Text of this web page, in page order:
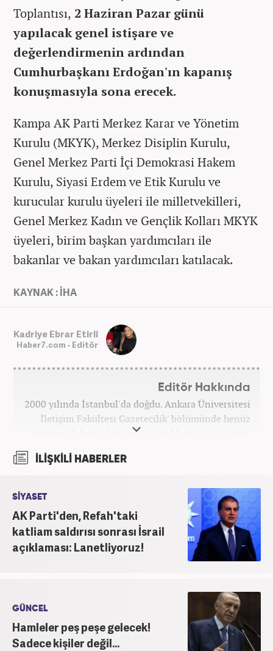
Toplantısı, 2 Haziran Pazar günü
yapılacak genel istişare ve
değerlendirmenin ardından
Cumhurbaşkanı Erdoğan'ın kapanış
konuşmasıyla sona erecek.
Kampa AK Parti Merkez Karar ve Yönetim
Kurulu (MKYK), Merkez Disiplin Kurulu,
Genel Merkez Parti İçi Demokrasi Hakem
Kurulu, Siyasi Erdem ve Etik Kurulu ve
kurucular kurulu üyeleri ile milletvekilleri,
Genel Merkez Kadın ve Gençlik Kolları MKYK
üyeleri, birim başkan yardımcıları ile
bakanlar ve bakan yardımcıları katılacak.
KAYNAK : İHA
Kadriye Ebrar Etirli
Haber7.com - Editör
Editör Hakkında
2000 yılında İstanbul'da doğdu. Ankara Üniversitesi
İletişim Fakültesi Gazetecilik' bölümünde henüz
okurken HaberAnkara ve AnkaraMasası'nda çalıştı.
2022 yılındaki mezuniyetinin ardından Beyaz TV'de
'Haber Editörü' pozisyonunda görev aldı. 2024
Editörü kariyerine devam etmektedir.
İLİŞKİLİ HABERLER
SİYASET
AK Parti'den, Refah'taki
katliam saldırısı sonrası İsrail
açıklaması: Lanetliyoruz!
GÜNCEL
Hamleler peş peşe gelecek!
Sadece kişiler değil...